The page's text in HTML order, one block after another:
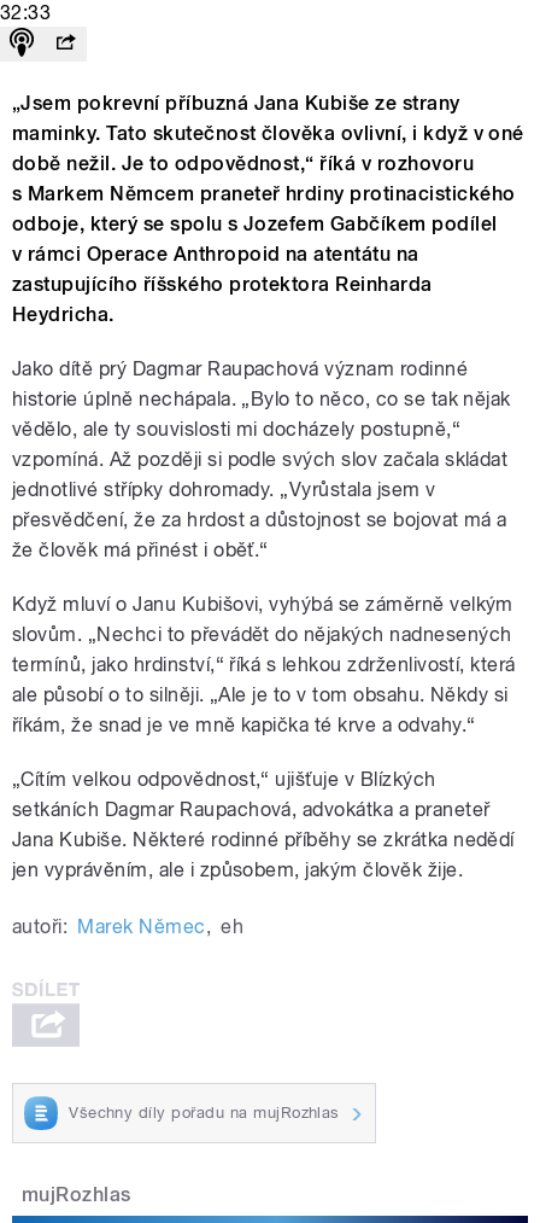
32:33
„Jsem pokrevní příbuzná Jana Kubiše ze strany
maminky. Tato skutečnost člověka ovlivní, i když v oné
době nežil. Je to odpovědnost,“ říká v rozhovoru
s Markem Němcem praneteř hrdiny protinacistického
odboje, který se spolu s Jozefem Gabčíkem podílel
v rámci Operace Anthropoid na atentátu na
zastupujícího říšského protektora Reinharda
Heydricha.
Jako dítě prý Dagmar Raupachová význam rodinné
historie úplně nechápala. „Bylo to něco, co se tak nějak
vědělo, ale ty souvislosti mi docházely postupně,“
vzpomíná. Až později si podle svých slov začala skládat
jednotlivé střípky dohromady. „Vyrůstala jsem v
přesvědčení, že za hrdost a důstojnost se bojovat má a
že člověk má přinést i oběť.“
Když mluví o Janu Kubišovi, vyhýbá se záměrně velkým
slovům. „Nechci to převádět do nějakých nadnesených
termínů, jako hrdinství,“ říká s lehkou zdrženlivostí, která
ale působí o to silněji. „Ale je to v tom obsahu. Někdy si
říkám, že snad je ve mně kapička té krve a odvahy.“
„Cítím velkou odpovědnost,“ ujišťuje v Blízkých
setkáních Dagmar Raupachová, advokátka a praneteř
Jana Kubiše. Některé rodinné příběhy se zkrátka nedědí
jen vyprávěním, ale i způsobem, jakým člověk žije.
autoři: Marek Němec, eh
Všechny díly pořadu na mujRozhlas
mujRozhlas